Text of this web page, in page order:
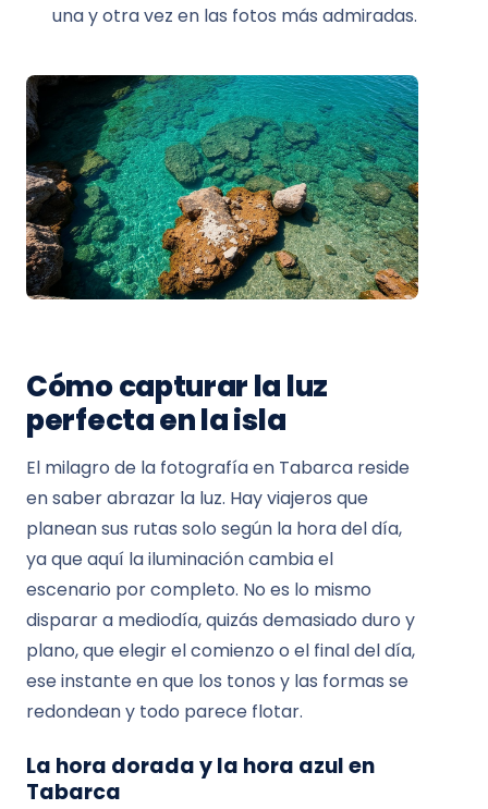
una y otra vez en las fotos más admiradas.
Cómo capturar la luz
perfecta en la isla
El milagro de la fotografía en Tabarca reside
en saber abrazar la luz. Hay viajeros que
planean sus rutas solo según la hora del día,
ya que aquí la iluminación cambia el
escenario por completo. No es lo mismo
disparar a mediodía, quizás demasiado duro y
plano, que elegir el comienzo o el final del día,
ese instante en que los tonos y las formas se
redondean y todo parece flotar.
La hora dorada y la hora azul en
Tabarca